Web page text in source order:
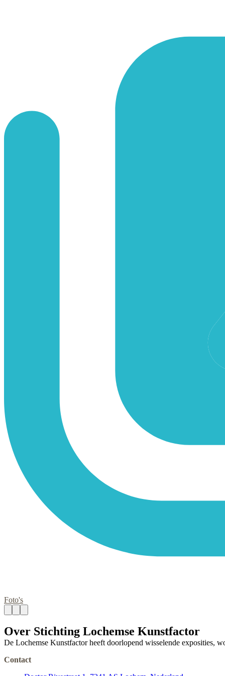
Foto's
Over Stichting Lochemse Kunstfactor
De Lochemse Kunstfactor heeft doorlopend wisselende exposities,
Contact